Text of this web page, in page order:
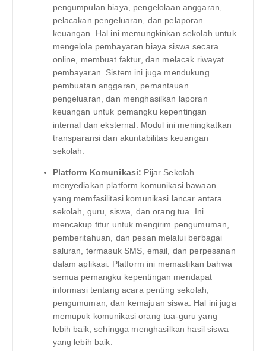
pengumpulan biaya, pengelolaan anggaran,
pelacakan pengeluaran, dan pelaporan
keuangan. Hal ini memungkinkan sekolah untuk
mengelola pembayaran biaya siswa secara
online, membuat faktur, dan melacak riwayat
pembayaran. Sistem ini juga mendukung
pembuatan anggaran, pemantauan
pengeluaran, dan menghasilkan laporan
keuangan untuk pemangku kepentingan
internal dan eksternal. Modul ini meningkatkan
transparansi dan akuntabilitas keuangan
sekolah.
Platform Komunikasi: Pijar Sekolah
menyediakan platform komunikasi bawaan
yang memfasilitasi komunikasi lancar antara
sekolah, guru, siswa, dan orang tua. Ini
mencakup fitur untuk mengirim pengumuman,
pemberitahuan, dan pesan melalui berbagai
saluran, termasuk SMS, email, dan perpesanan
dalam aplikasi. Platform ini memastikan bahwa
semua pemangku kepentingan mendapat
informasi tentang acara penting sekolah,
pengumuman, dan kemajuan siswa. Hal ini juga
memupuk komunikasi orang tua-guru yang
lebih baik, sehingga menghasilkan hasil siswa
yang lebih baik.